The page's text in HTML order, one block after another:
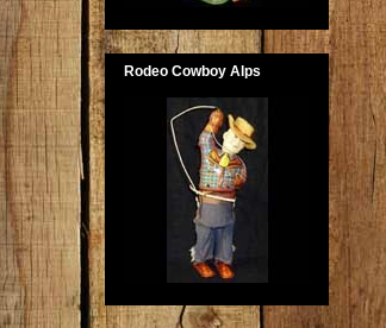
Rodeo Cowboy Alps